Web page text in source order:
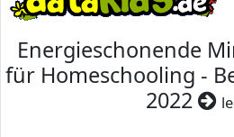
Energieschonende
für Homeschooling -
2022